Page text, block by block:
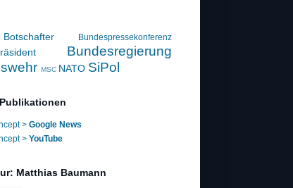
Botschafter Bundespressekonferenz
Bundesregierung
MSC NATO SiPol
> Google News
> YouTube
Matthias Baumann